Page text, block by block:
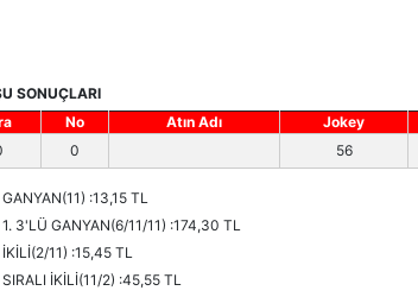
SONUÇLARI
No Atın Adı Jokey
0 56
GANYAN(11) :13,15 TL
1. 3'LÜ GANYAN(6/11/11) :174,30 TL
İKİLİ(2/11) :15,45 TL
SIRALI İKİLİ(11/2) :45,55 TL